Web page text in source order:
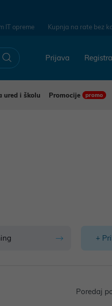
IT opreme Kupnja na rate bez
Prijava
ured i školu Promocije promo
+
Poredaj